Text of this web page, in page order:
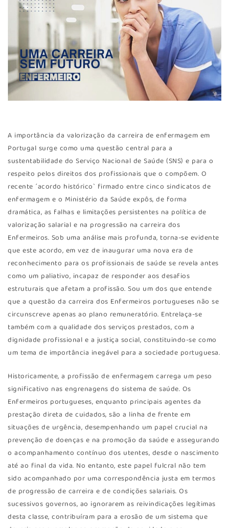
A importância da valorização da carreira de enfermagem em
Portugal surge como uma questão central para a
sustentabilidade do Serviço Nacional de Saúde (SNS) e para o
respeito pelos direitos dos profissionais que o compõem. O
recente ´acordo histórico` firmado entre cinco sindicatos de
enfermagem e o Ministério da Saúde expôs, de forma
dramática, as falhas e limitações persistentes na política de
valorização salarial e na progressão na carreira dos
Enfermeiros. Sob uma análise mais profunda, torna-se evidente
que este acordo, em vez de inaugurar uma nova era de
reconhecimento para os profissionais de saúde se revela antes
como um paliativo, incapaz de responder aos desafios
estruturais que afetam a profissão. Sou um dos que entende
que a questão da carreira dos Enfermeiros portugueses não se
circunscreve apenas ao plano remuneratório. Entrelaça-se
também com a qualidade dos serviços prestados, com a
dignidade profissional e a justiça social, constituindo-se como
um tema de importância inegável para a sociedade portuguesa.
Historicamente, a profissão de enfermagem carrega um peso
significativo nas engrenagens do sistema de saúde. Os
Enfermeiros portugueses, enquanto principais agentes da
prestação direta de cuidados, são a linha de frente em
situações de urgência, desempenhando um papel crucial na
prevenção de doenças e na promoção da saúde e assegurando
o acompanhamento contínuo dos utentes, desde o nascimento
até ao final da vida. No entanto, este papel fulcral não tem
sido acompanhado por uma correspondência justa em termos
de progressão de carreira e de condições salariais. Os
sucessivos governos, ao ignorarem as reivindicações legítimas
desta classe, contribuíram para a erosão de um sistema que